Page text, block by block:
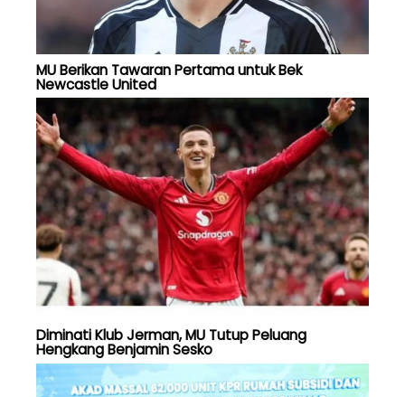
MU Berikan Tawaran Pertama untuk Bek
Newcastle United
Diminati Klub Jerman, MU Tutup Peluang
Hengkang Benjamin Sesko